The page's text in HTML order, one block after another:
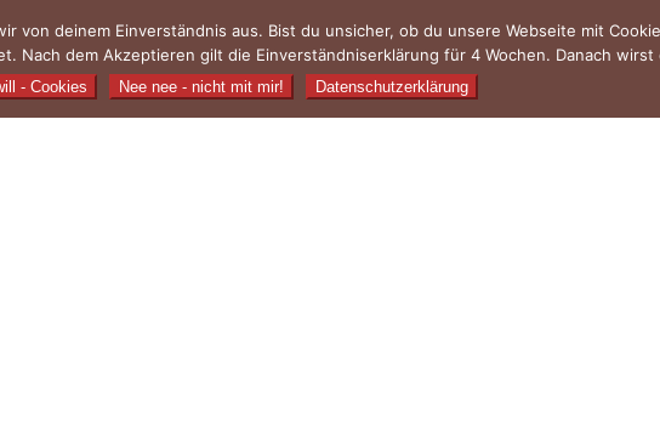
von deinem Einverständnis aus. Bist du unsicher, ob du unsere Webseite mit
Nach dem Akzeptieren gilt die Einverständniserklärung für 4 Wochen. Danach
- Cookies Nee nee - nicht mit mir! Datenschutzerklärung